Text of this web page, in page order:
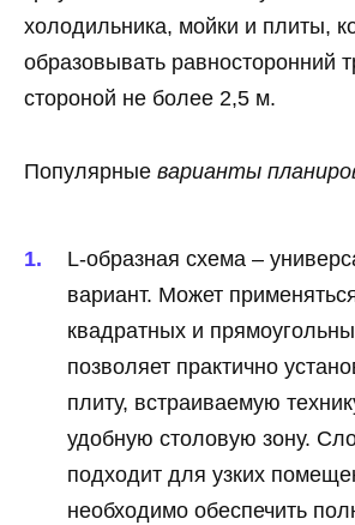
холодильника, мойки и плиты,
образовывать равносторонний
стороной не более 2,5 м.
Популярные варианты
L-образная схема –
вариант. Может
квадратных и
позволяет практично
плиту, встраиваемую
удобную столовую зону.
подходит для узких
необходимо обеспечить